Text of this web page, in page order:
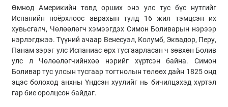
Өмнөд Америкийн төвд орших энэ улс тус бүс нутгийг
Испанийн ноёрхлоос аврахын тулд 16 жил тэмцсэн их
хувьсгалч, Чөлөөлөгч хэмээгдэх Симон Боливарын нэрээр
нэрлэгджээ. Түүний ачаар Венесуэл, Колумб, Эквадор, Перу,
Панам зэрэг улс Испаниас өрх тусгаарласан ч зөвхөн Болив
улс л Чөлөөлөгчийнхөө нэрийг хүртсэн байна. Симон
Боливар тус улсын тусгаар тогтнолын төлөөх дайн 1825 онд
эцэс болоход анхны Үндсэн хуулийг нь бичилцэхэд хүртэл
гар бие оролцсон байдаг.